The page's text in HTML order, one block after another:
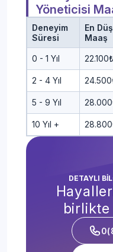
Yöneticisi
Deneyim
Süresi
En
Maaş
0 - 1 Yıl 22.100₺
2 - 4 Yıl
5 - 9 Yıl
10 Yıl +
DETAYLI
birlikte